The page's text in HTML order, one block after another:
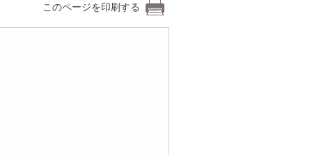
このページを印刷する